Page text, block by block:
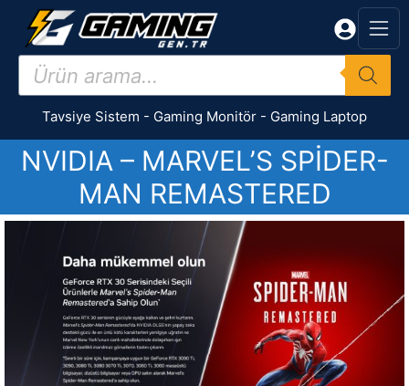
İçeriğe
Products
search
Tavsiye Sistem - Gaming Monitör - Gaming Laptop
NVIDIA – MARVEL’S SPIDER-
MAN REMASTERED